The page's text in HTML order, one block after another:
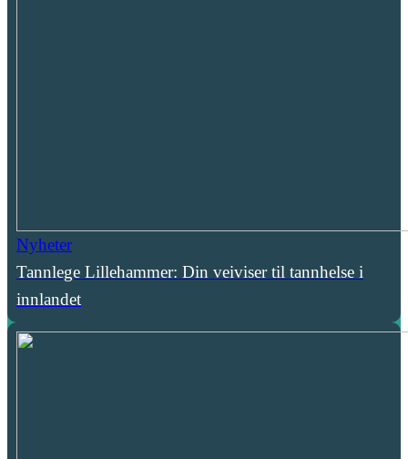
Nyheter
Tannlege Lillehammer: Din veiviser til tannhelse i
innlandet